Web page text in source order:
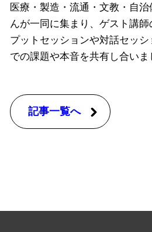
医療・製造・流通・文教・自
んが一同に集まり、ゲスト講
プットセッションや対話セッ
での課題や本音を共有し合いま
記事一覧へ